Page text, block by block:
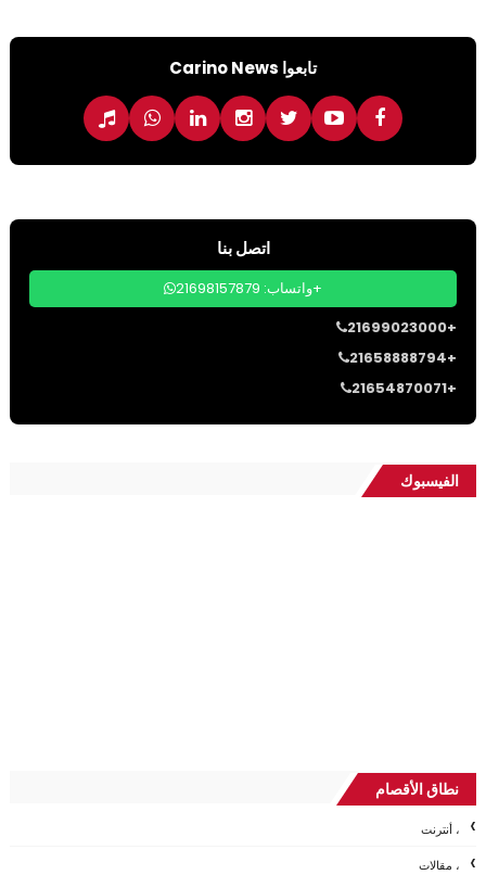
تابعوا Carino News
اتصل بنا
واتساب: 21698157879+
21699023000+
21658888794+
21654870071+
الفيسبوك
نطاق الأقصام
، أنترنت
، مقالات